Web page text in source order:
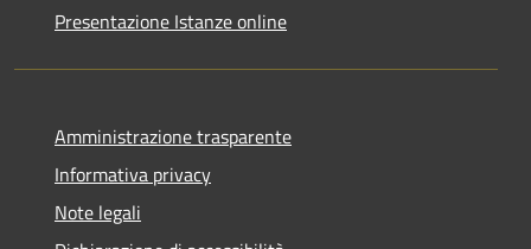
Presentazione Istanze online
Amministrazione trasparente
Informativa privacy
Note legali